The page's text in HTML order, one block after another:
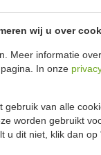
wij u over
Meer informatie
pagina. In onze
gebruik van alle
worden gebruikt
u dit niet, klik dan